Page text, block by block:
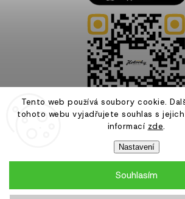
Tento web používá soubory cookie.
tohoto webu vyjadřujete souhlas s jejich
informací zde.
Nastavení
Souhlasím
Copyright 2026Hotovky.cz. Všechna